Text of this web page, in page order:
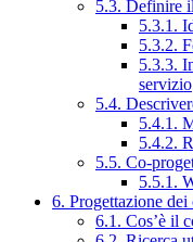
5.3. Definire
5.3.1.
5.3.2.
5.3.3.
servizio
5.4.
5.4.1.
5.4.2.
5.5. Co-
5.5.1.
6. Progettazione dei
6.1. Cos’è il